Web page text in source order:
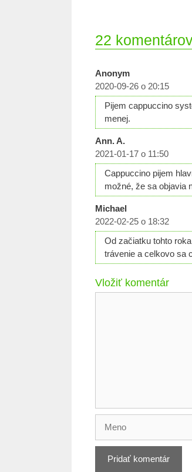
22
Anonym
2020-09-26 o 20:15
Pijem cappuccino
menej.
Ann. A.
2021-01-17 o 11:50
Cappuccino pijem
možné, že sa objavia
Michael
2022-02-25 o 18:32
Od začiatku tohto
trávenie a celkovo sa
Vložiť komentár